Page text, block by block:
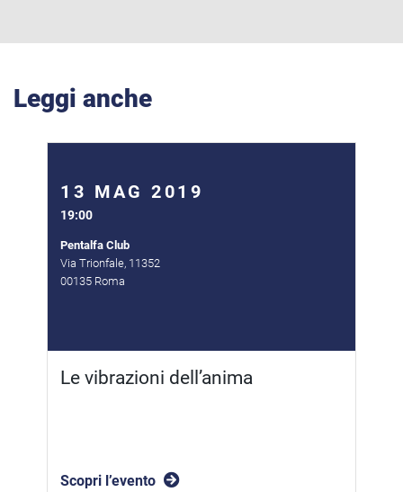
Leggi anche
13 MAG 2019
19:00
Pentalfa Club
Via Trionfale, 11352
00135 Roma
Le vibrazioni dell’anima
Scopri l’evento